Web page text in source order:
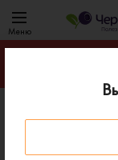
Меню
Гарантируем
Главная
Оправа